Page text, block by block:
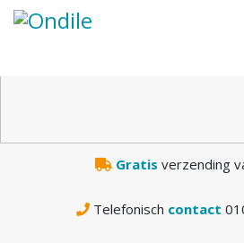
Gratis verzending
Telefonisch contact